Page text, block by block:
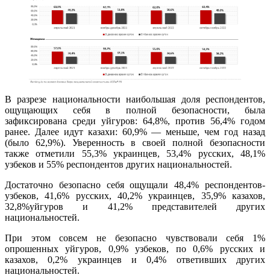
В разрезе национальности наибольшая доля респондентов,
ощущающих себя в полной безопасности, была
зафиксирована среди уйгуров: 64,8%, против 56,4% годом
ранее. Далее идут казахи: 60,9% — меньше, чем год назад
(было 62,9%). Уверенность в своей полной безопасности
также отметили 55,3% украинцев, 53,4% русских, 48,1%
узбеков и 55% респондентов других национальностей.
Достаточно безопасно себя ощущали 48,4% респондентов-
узбеков, 41,6% русских, 40,2% украинцев, 35,9% казахов,
32,8%уйгуров и 41,2% представителей других
национальностей.
При этом совсем не безопасно чувствовали себя 1%
опрошенных уйгуров, 0,9% узбеков, по 0,6% русских и
казахов, 0,2% украинцев и 0,4% ответивших других
национальностей.